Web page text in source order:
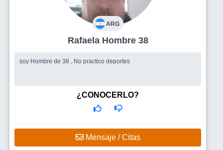
ARG
Rafaela Hombre 38
soy Hombre de 38 , No practico deportes
¿CONOCERLO?
Mensaje / Citas